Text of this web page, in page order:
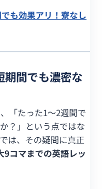
も効果アリ！寮なし
間でも濃密な
「たった1〜2週間で
？」という点ではな
は、その疑問に真正
9コマまでの英語レッ